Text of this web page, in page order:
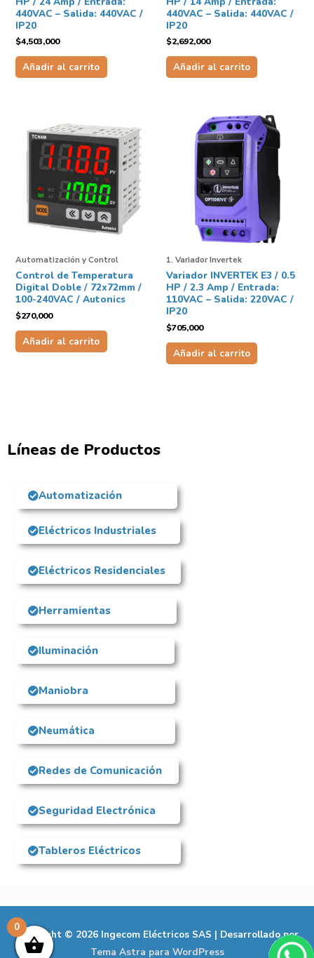
440VAC – Salida: 440VAC /
IP20
$4,503,000
Añadir al carrito
440VAC – Salida: 440VAC /
IP20
$2,692,000
Añadir al carrito
Automatización y Control
Control de Temperatura
Digital Doble / 72x72mm /
100-240VAC / Autonics
$270,000
Añadir al carrito
1. Variador Invertek
Variador INVERTEK E3 / 0.5
HP / 2.3 Amp / Entrada:
110VAC – Salida: 220VAC /
IP20
$705,000
Añadir al carrito
Líneas de Productos
Automatización
Eléctricos Industriales
Eléctricos Residenciales
Herramientas
Iluminación
Maniobra
Neumática
Redes de Comunicación
Seguridad Electrónica
Tableros Eléctricos
Copyright © 2026 Ingecom Eléctricos SAS | Desarrollado por
Tema Astra para WordPress
0